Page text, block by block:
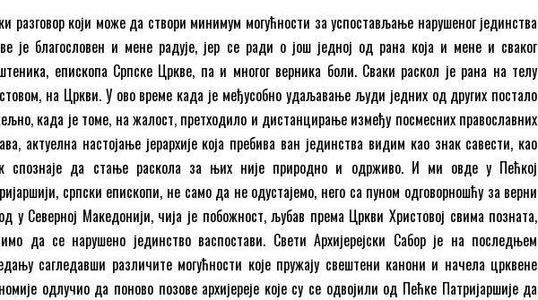
разговор који може да створи минимум могућности за успостављање нарушеног јединства
је благословен и мене радује, јер се ради о још једној од рана која и мене и сваког
епископа Српске Цркве, па и многог верника боли. Сваки раскол је рана на телу
на Цркви. У ово време када је међусобно удаљавање људи једних од других постало
када је томе, на жалост, претходило и дистанцирање између посмесних православних
актуелна настојање јерархије која пребива ван јединства видим као знак савести, као
спознаје да стање раскола за њих није природно и одрживо. И ми овде у Пећкој
српски епископи, не само да не одустајемо, него са пуном одговорношћу за верни
у Северној Македонији, чија је побожност, љубав према Цркви Христовој свима позната,
да се нарушено јединство васпостави. Свети Архијерејски Сабор је на последњем
сагледавши различите могућности које пружају свештени канони и начела црквене
одлучио да поново позове архијереје које су се одвојили од Пећке Патријаршије да